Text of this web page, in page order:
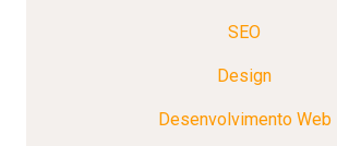
SEO
Design
Desenvolvimento Web